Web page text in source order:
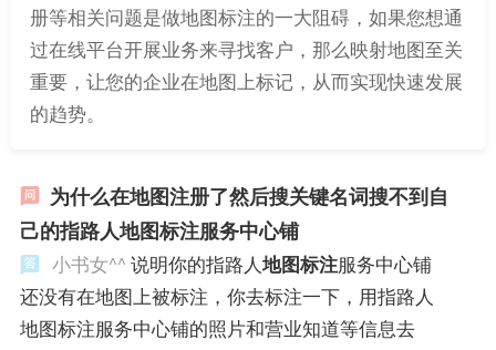
册等相关问题是做地图标注的一大阻碍，如果您想通
过在线平台开展业务来寻找客户，那么映射地图至关
重要，让您的企业在地图上标记，从而实现快速发展
的趋势。
为什么在地图注册了然后搜关键名词搜不到自
己的指路人地图标注服务中心铺
小书女^^ 说明你的指路人地图标注服务中心铺
还没有在地图上被标注，你去标注一下，用指路人
地图标注服务中心铺的照片和营业知道等信息去